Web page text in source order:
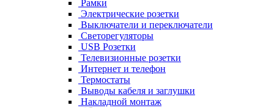
Рамки
Электрические розетки
Выключатели и переключатели
Светорегуляторы
USB Розетки
Телевизионные розетки
Интернет и телефон
Термостаты
Выводы кабеля и заглушки
Накладной монтаж